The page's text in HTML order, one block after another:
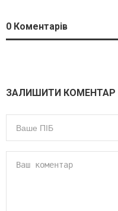
0 Коментарів
ЗАЛИШИТИ КОМЕНТАР